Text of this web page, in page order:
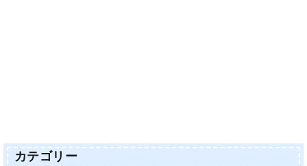
カテゴリー